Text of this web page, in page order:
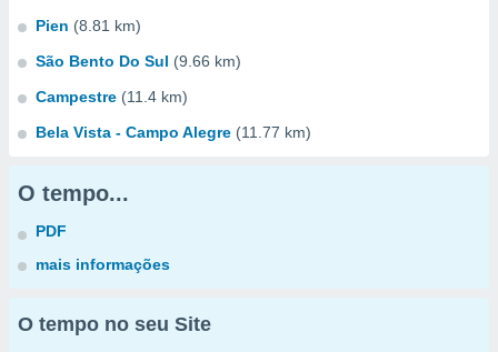
Pien (8.81 km)
São Bento Do Sul (9.66 km)
Campestre (11.4 km)
Bela Vista - Campo Alegre (11.77 km)
O tempo...
PDF
mais informações
O tempo no seu Site